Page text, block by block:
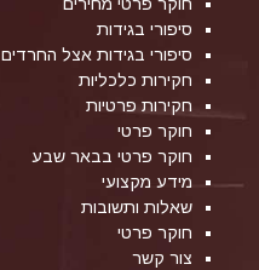
סיפורי בגידות
סיפורי בגידות אצל החרדים
חקירות כלכליות
חקירות פרטיות
חוקר פרטי
חוקר פרטי בבאר שבע
מידע מקצועי
שאלות ותשובות
חוקר פרטי
צור קשר